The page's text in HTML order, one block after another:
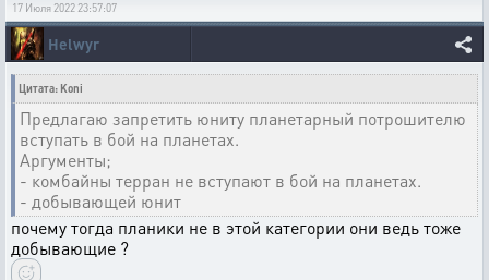
17 Июля 2022 23:57:07
Helwyr
Цитата: Koni
Предлагаю запретить юниту планетарный потрошителю
вступать в бой на планетах.
Аргументы;
- комбайны терран не вступают в бой на планетах.
- добывающей юнит
почему тогда планики не в этой категории они ведь тоже
добывающие ?